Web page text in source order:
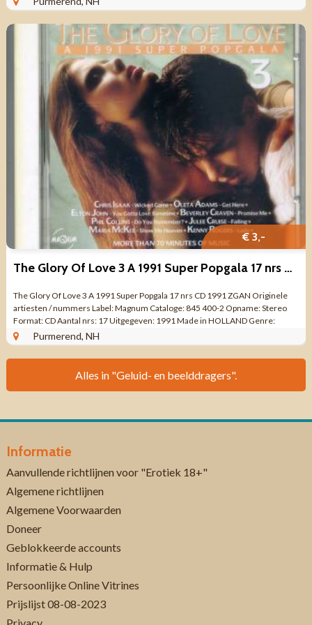
€ 3,-
The Glory Of Love 3 A 1991 Super Popgala 17 nrs CD 1991 ZGAN
The Glory Of Love 3 A 1991 Super Popgala 17 nrs CD 1991 ZGAN Originele
artiesten / nummers Label: Magnum Cataloge: 845 400-2 Opname: Stereo
Format: CD Aantal nrs: 17 Uitgegeven: 1991 Made in HOLLAND Genre:
VERZAMEL POP ...
Purmerend, NH
Alles in "Geluid- en beelddragers".
Informatie
Aanvullende richtlijnen voor "Erotiek 18+"
Algemene richtlijnen
Algemene Voorwaarden
Doneer
Geblokkeerde accounts
Informatie & Hulp
Persoonlijke Online Vitrines
Prijslijst 08-08-2023
Privacy